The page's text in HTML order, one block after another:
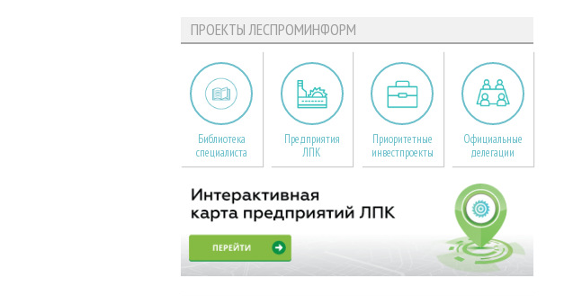
ПРОЕКТЫ ЛЕСПРОМИНФОРМ
Библиотека
специалиста
Предприятия
ЛПК
Приоритетные
инвестпроекты
Официальные
делегации